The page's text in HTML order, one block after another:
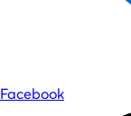
Facebook